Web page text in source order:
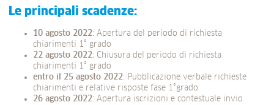
Le principali scadenze:
10 agosto 2022: Apertura del periodo di richiesta
chiarimenti 1° grado
22 agosto 2022: Chiusura del periodo di richiesta
chiarimenti 1° grado
entro il 25 agosto 2022: Pubblicazione verbale richieste
chiarimenti e relative risposte fase 1°grado
26 agosto 2022: Apertura iscrizioni e contestuale invio